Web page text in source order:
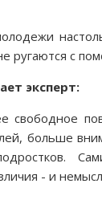
ругаются с
эксперт:
больше
- и